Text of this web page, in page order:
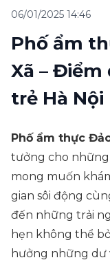
06/01/2025 14:46
Phố ẩm
Xã – Điểm
trẻ Hà Nội
Phố ẩm thực
tưởng cho những
mong muốn
gian sôi động
đến những trải
hẹn không thể
hưởng những dư